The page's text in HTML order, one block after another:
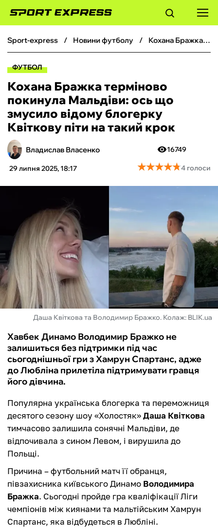
ФУТБОЛ
БОКС
ХОКЕЙ
ТЕНІС
КІБЕРСПОРТ
ЧС-2026
ФУТЗАЛ
ІНШІ
БУКМЕКЕРИ
sport-express новини футболу Кохана Бражка терміново покинула Мальдіви: ось що змусило відому блогерку Квіткову піти на такий крок
ФУТБОЛ
Кохана Бражка терміново
покинула Мальдіви: ось що
змусило відому блогерку
Квіткову піти на такий крок
Владислав Власенко
29 липня 2025, 18:17
16749
★★★★★
★★★★★4 голоси
Даша Квіткова та Володимир Бражко. Колаж: BLIK.ua
Хавбек Динамо Володимир Бражко не
залишиться без підтримки під час
сьогоднішньої гри з Хамрун Спартанс, адже
до Любліна прилетіла підтримувати гравця
його дівчина.
Популярна українська блогерка та переможниця
десятого сезону шоу «Холостяк»Даша Квіткова
тимчасово залишила сонячні Мальдіви, де
відпочивала з сином Левом, і вирушила до
Польщі.
Причина – футбольний матч її обранця,
півзахисника київського Динамо Володимира
Бражка. Сьогодні пройде гра кваліфікації Ліги
чемпіонів між киянами та мальтійським Хамрун
Спартанс, яка відбудеться в Любліні.